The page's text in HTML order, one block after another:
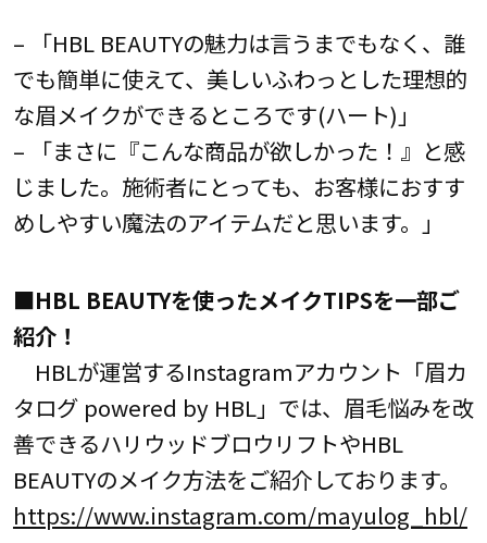
– 「HBL BEAUTYの魅力は言うまでもなく、誰
でも簡単に使えて、美しいふわっとした理想的
な眉メイクができるところです(ハート)」
– 「まさに『こんな商品が欲しかった！』と感
じました。施術者にとっても、お客様におすす
めしやすい魔法のアイテムだと思います。」
■HBL BEAUTYを使ったメイクTIPSを一部ご
紹介！
HBLが運営するInstagramアカウント「眉カ
タログ powered by HBL」では、眉毛悩みを改
善できるハリウッドブロウリフトやHBL
BEAUTYのメイク方法をご紹介しております。
https://www.instagram.com/mayulog_hbl/